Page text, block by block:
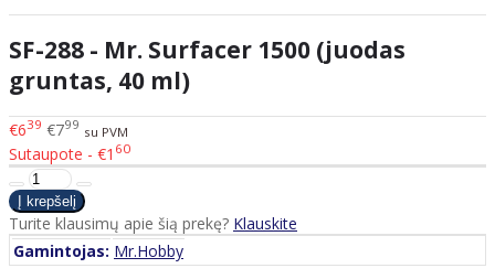
SF-288 - Mr. Surfacer 1500 (juodas
gruntas, 40 ml)
€639 €799 su PVM
Sutaupote - €1 60
Turite klausimų apie šią prekę? Klauskite
Gamintojas: Mr.Hobby